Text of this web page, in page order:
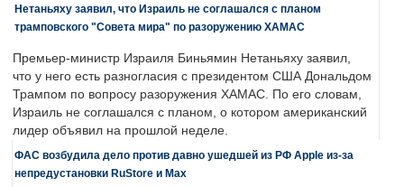
Нетаньяху заявил, что Израиль не соглашался с планом
трамповского "Совета мира" по разоружению ХАМАС
Премьер-министр Израиля Биньямин Нетаньяху заявил,
что у него есть разногласия с президентом США Дональдом
Трампом по вопросу разоружения ХАМАС. По его словам,
Израиль не соглашался с планом, о котором американский
лидер объявил на прошлой неделе.
ФАС возбудила дело против давно ушедшей из РФ Apple из-за
непредустановки RuStore и Max